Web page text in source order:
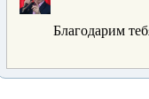
Благодарим